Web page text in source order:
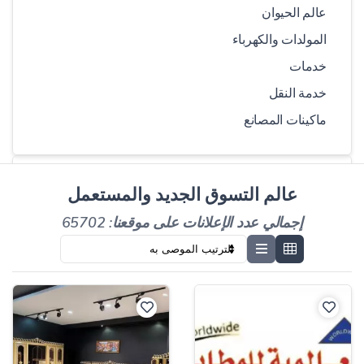
عالم الحيوان
المولدات والكهرباء
خدمات
خدمة النقل
ماكينات المصانع
مدري
عالم التسوق الجديد والمستعمل
إجمالي عدد الإعلانات على موقعنا: 65702